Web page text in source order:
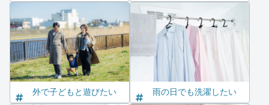
外で子どもと遊びたい 雨の日でも洗濯したい